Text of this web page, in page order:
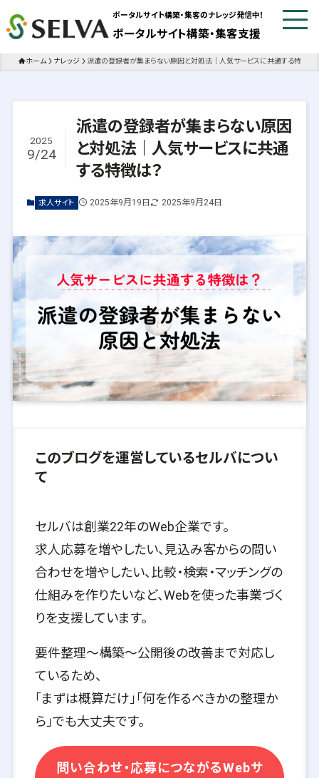
ポータルサイト構築・集客のナレッジ発信中！
ポータルサイト構築・集客支援
ホーム ナレッジ 派遣の登録者が集まらない原因と対処法｜人気サービスに共通する特徴は
派遣の登録者が集まらない原因
と対処法｜人気サービスに共通
する特徴は？
2025
9/24
求人サイト 2025年9月19日 2025年9月24日
このブログを運営しているセルバについ
て
セルバは創業22年のWeb企業です。
求人応募を増やしたい、見込み客からの問い
合わせを増やしたい、比較・検索・マッチングの
仕組みを作りたいなど、Webを使った事業づく
りを支援しています。
要件整理〜構築〜公開後の改善まで対応し
ているため、
「まずは概算だけ」「何を作るべきかの整理か
ら」でも大丈夫です。
問い合わせ・応募につながるWebサ